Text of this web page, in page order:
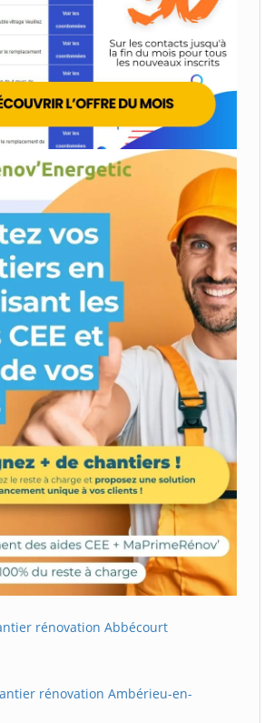
rénovation Abbécourt
rénovation Ambérieu-en-